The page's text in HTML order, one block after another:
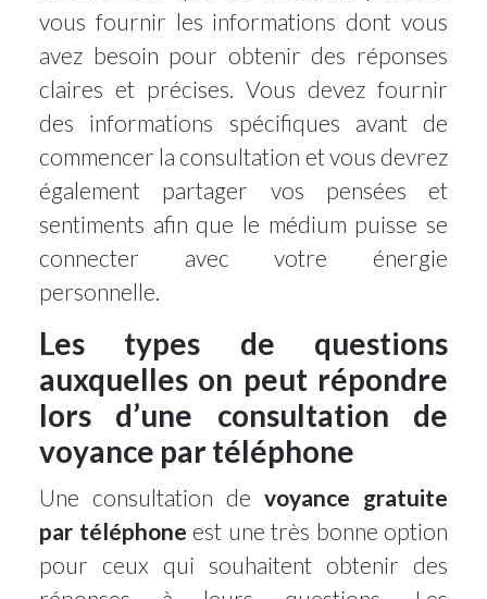
vous fournir les informations dont vous
avez besoin pour obtenir des réponses
claires et précises. Vous devez fournir
des informations spécifiques avant de
commencer la consultation et vous devrez
également partager vos pensées et
sentiments afin que le médium puisse se
connecter avec votre énergie
personnelle.
Les types de questions
auxquelles on peut répondre
lors d’une consultation de
voyance par téléphone
Une consultation de voyance gratuite
par téléphone est une très bonne option
pour ceux qui souhaitent obtenir des